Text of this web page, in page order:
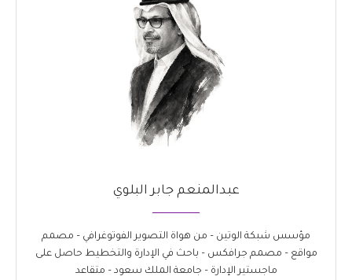
عبدالمنعم جابر البلوي
مؤسس شبكة الوتين – من هواة التصوير الفوتوغرافي – مصمم
مواقع – مصمم جرافكس – باحث في الإدارة والتخطيط حاصل على
ماجستير الإدارة – جامعة الملك سعود – متقاعد